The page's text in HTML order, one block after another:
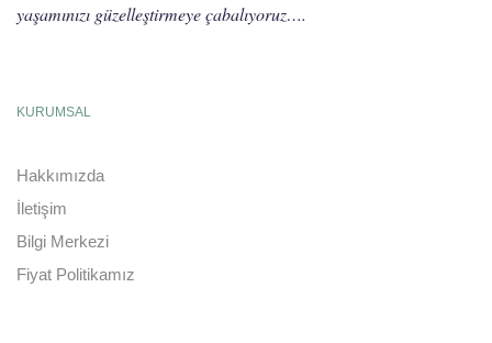
yaşamınızı güzelleştirmeye çabalıyoruz….
KURUMSAL
Hakkımızda
İletişim
Bilgi Merkezi
Fiyat Politikamız